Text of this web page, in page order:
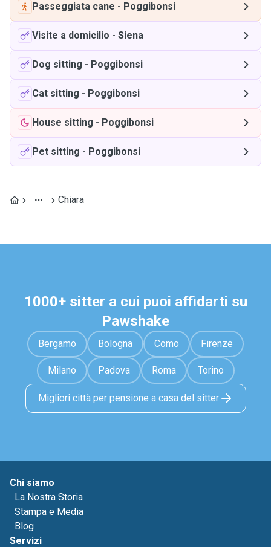
Passeggiata cane - Poggibonsi
Visite a domicilio - Siena
Dog sitting - Poggibonsi
Cat sitting - Poggibonsi
House sitting - Poggibonsi
Pet sitting - Poggibonsi
Chiara
1000+ sitter a cui puoi affidarti su
Pawshake
Bergamo Bologna Como Firenze
Milano Padova Roma Torino
Migliori città per pensione a casa del sitter
Chi siamo
La Nostra Storia
Stampa e Media
Blog
Servizi